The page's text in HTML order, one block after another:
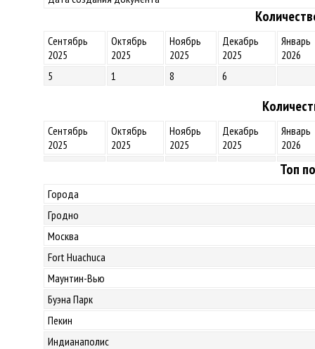
Сентябрь
2025
Октябрь
2025
Ноябрь
2025
Декабрь
2025
Январь
2026
5
1 8 6
Сентябрь
2025
Октябрь
2025
Ноябрь
2025
Декабрь
2025
Январь
2026
Топ
Города
Гродно
Москва
Fort Huachuca
Маунтин-Вью
Буэна Парк
Пекин
Индианаполис